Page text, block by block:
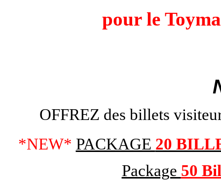
pour le
OFFREZ des billets
*NEW* PACKAGE 20
Package 50